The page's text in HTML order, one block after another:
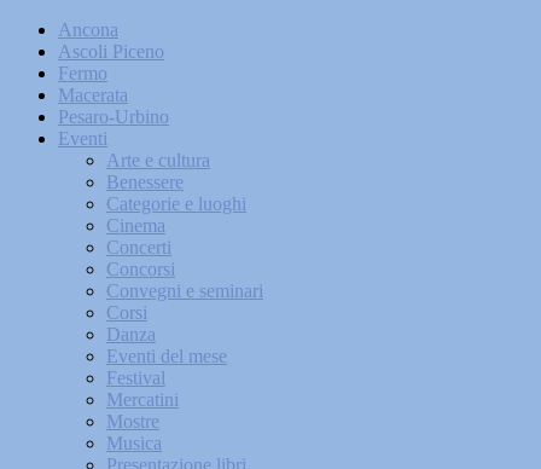
Ancona
Ascoli Piceno
Fermo
Macerata
Pesaro-Urbino
Eventi
Arte e cultura
Benessere
Categorie e luoghi
Cinema
Concerti
Concorsi
Convegni e seminari
Corsi
Danza
Eventi del mese
Festival
Mercatini
Mostre
Musica
Presentazione libri